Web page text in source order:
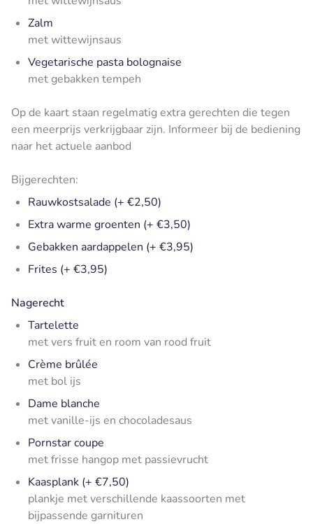
Zalm
met wittewijnsaus
Vegetarische pasta bolognaise
met gebakken tempeh
Op de kaart staan regelmatig extra gerechten die tegen
een meerprijs verkrijgbaar zijn. Informeer bij de bediening
naar het actuele aanbod
Bijgerechten:
Rauwkostsalade (+ €2,50)
Extra warme groenten (+ €3,50)
Gebakken aardappelen (+ €3,95)
Frites (+ €3,95)
Nagerecht
Tartelette
met vers fruit en room van rood fruit
Crème brûlée
met bol ijs
Dame blanche
met vanille-ijs en chocoladesaus
Pornstar coupe
met frisse hangop met passievrucht
Kaasplank (+ €7,50)
plankje met verschillende kaassoorten met
bijpassende garnituren